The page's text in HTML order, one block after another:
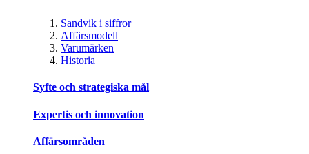
Sandvik i siffror
Affärsmodell
Varumärken
Historia
Syfte och strategiska mål
Expertis och innovation
Affärsområden